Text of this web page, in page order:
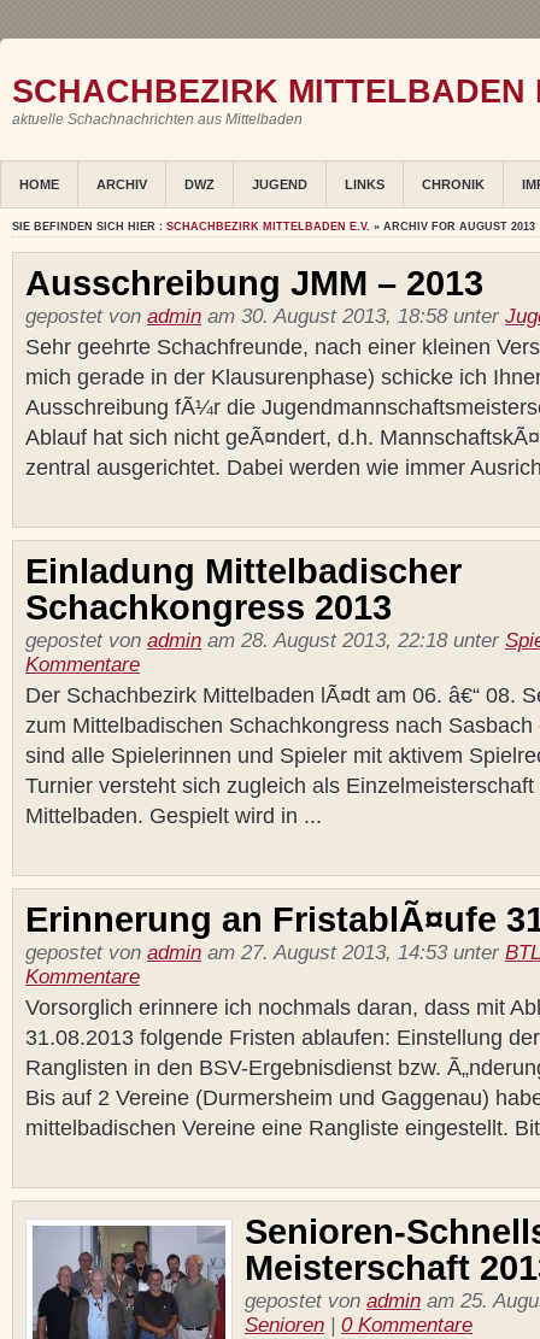
SCHACHBEZIRK MITTELBADEN
aktuelle Schachnachrichten aus Mittelbaden
HOME ARCHIV DWZ JUGEND LINKS CHRONIK
SIE BEFINDEN SICH HIER : SCHACHBEZIRK MITTELBADEN E.V. » ARCHIV FOR AUGUST 2013
Ausschreibung JMM – 2013
gepostet von admin am 30. August 2013, 18:58 unter
Sehr geehrte Schachfreunde, nach einer kleinen
mich gerade in der Klausurenphase) schicke ich
Ausschreibung fÃ¼r die
Ablauf hat sich nicht geÃ¤ndert, d.h.
zentral ausgerichtet. Dabei werden wie immer
Einladung Mittelbadischer
Schachkongress 2013
gepostet von admin am 28. August 2013, 22:18 unter
Kommentare
Der Schachbezirk Mittelbaden lÃ¤dt am 06. â€“ 08.
zum Mittelbadischen Schachkongress nach
sind alle Spielerinnen und Spieler mit aktivem
Turnier versteht sich zugleich als
Mittelbaden. Gespielt wird in ...
Erinnerung an FristablÃ¤ufe
gepostet von admin am 27. August 2013, 14:53 unter
Kommentare
Vorsorglich erinnere ich nochmals daran, dass mit
31.08.2013 folgende Fristen ablaufen: Einstellung
Ranglisten in den BSV-Ergebnisdienst bzw.
Bis auf 2 Vereine (Durmersheim und Gaggenau)
mittelbadischen Vereine eine Rangliste eingestellt.
Senioren-
Meisterschaft
gepostet von admin am 25.
Senioren
0 Kommentare